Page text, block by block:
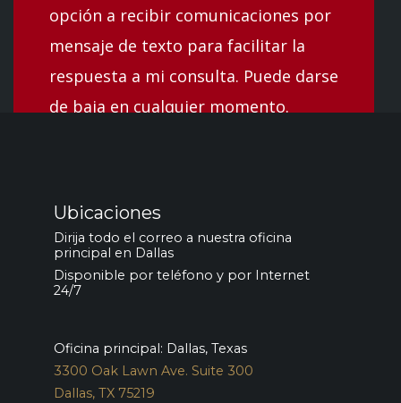
opción a recibir comunicaciones por
mensaje de texto para facilitar la
respuesta a mi consulta. Puede darse
de baja en cualquier momento.
Ubicaciones
Dirija todo el correo a nuestra oficina
principal en Dallas
Disponible por teléfono y por Internet
24/7
Oficina principal: Dallas, Texas
3300 Oak Lawn Ave. Suite 300
Dallas, TX 75219